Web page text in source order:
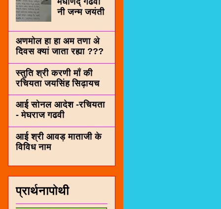
नी जन्म जयंती
अणमोल हा हा अम तणा अे
दिवस क्यां जाता रह्या ???
स्तुति श्री करणी माँ की
रचियता जयसिंह सिढ़ायच
आई सोनल आदेश -रचियता
- मेघराज गढवी
आई श्री आवड़ माताजी के
विविध नाम
प्रार्थनापोथी